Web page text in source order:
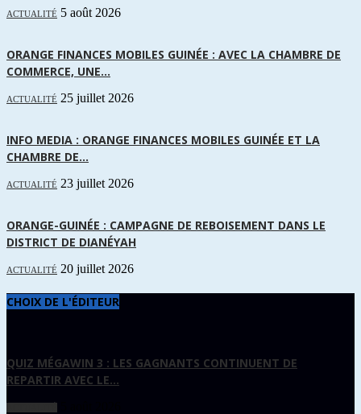
ACTUALITÉ 5 août 2026
ORANGE FINANCES MOBILES GUINÉE : AVEC LA CHAMBRE DE
COMMERCE, UNE...
ACTUALITÉ 25 juillet 2026
INFO MEDIA : ORANGE FINANCES MOBILES GUINÉE ET LA
CHAMBRE DE...
ACTUALITÉ 23 juillet 2026
ORANGE-GUINÉE : CAMPAGNE DE REBOISEMENT DANS LE
DISTRICT DE DIANÉYAH
ACTUALITÉ 20 juillet 2026
CHOIX DE L'ÉDITEUR
QUIZ MÉGAWIN 3 : LES GAGNANTS CONTINUENT DE
REPARTIR AVEC LE...